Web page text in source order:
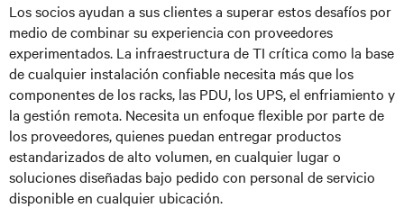
Los socios ayudan a sus clientes a superar estos desafíos por
medio de combinar su experiencia con proveedores
experimentados. La infraestructura de TI crítica como la base
de cualquier instalación confiable necesita más que los
componentes de los racks, las PDU, los UPS, el enfriamiento y
la gestión remota. Necesita un enfoque flexible por parte de
los proveedores, quienes puedan entregar productos
estandarizados de alto volumen, en cualquier lugar o
soluciones diseñadas bajo pedido con personal de servicio
disponible en cualquier ubicación.